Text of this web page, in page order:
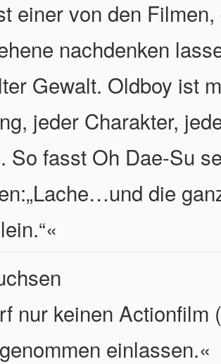
einer von den
nachdenken
Gewalt. Oldboy ist
jeder Charakter,
So fasst Oh Dae-Su
die
«
nur keinen
einlassen.«